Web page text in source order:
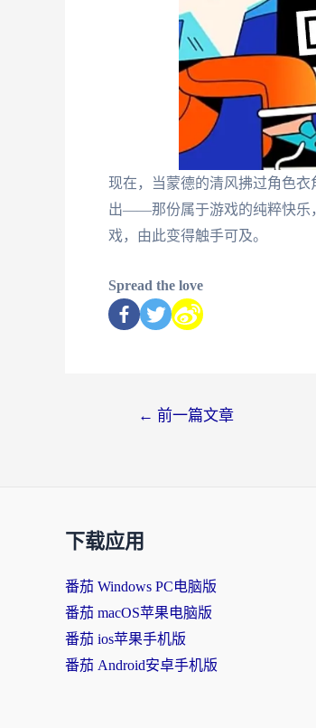
现在，当蒙德的清风拂过角色
出——那份属于游戏的纯粹快乐
戏，由此变得触手可及。
Spread the love
← 前一篇文章
下载应用
番茄 Windows PC电脑版
番茄 macOS苹果电脑版
番茄 ios苹果手机版
番茄 Android安卓手机版